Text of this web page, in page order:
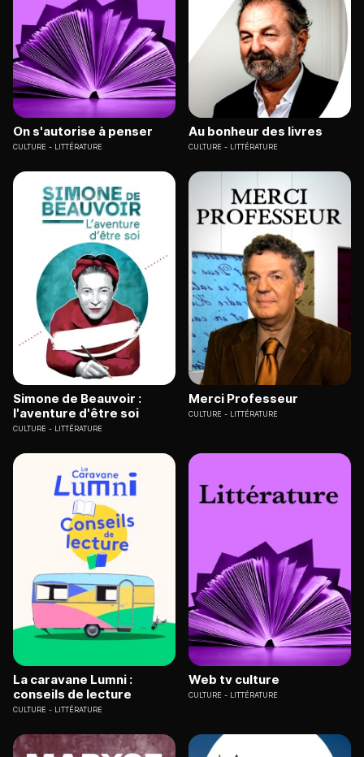
On s'autorise à penser
CULTURE LITTÉRATURE
Au bonheur des livres
CULTURE LITTÉRATURE
Simone de Beauvoir :
l'aventure d'être soi
CULTURE LITTÉRATURE
Merci Professeur
CULTURE LITTÉRATURE
La caravane Lumni :
conseils de lecture
CULTURE LITTÉRATURE
Web tv culture
CULTURE LITTÉRATURE